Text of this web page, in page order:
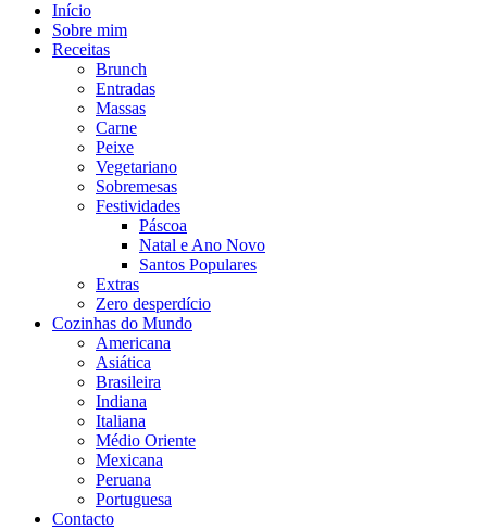
Início
Sobre mim
Receitas
Brunch
Entradas
Massas
Carne
Peixe
Vegetariano
Sobremesas
Festividades
Páscoa
Natal e Ano Novo
Santos Populares
Extras
Zero desperdício
Cozinhas do Mundo
Americana
Asiática
Brasileira
Indiana
Italiana
Médio Oriente
Mexicana
Peruana
Portuguesa
Contacto